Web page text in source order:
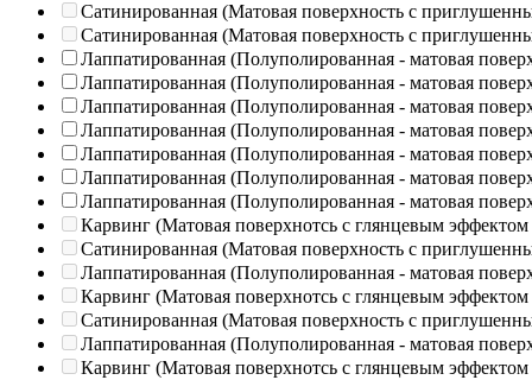
Сатинированная (Матовая поверхность с
Сатинированная (Матовая поверхность с
Лаппатированная (Полуполированная - матовая
Лаппатированная (Полуполированная - матовая
Лаппатированная (Полуполированная - матовая
Лаппатированная (Полуполированная - матовая
Лаппатированная (Полуполированная - матовая
Лаппатированная (Полуполированная - матовая
Лаппатированная (Полуполированная - матовая
Карвинг (Матовая поверхнотсь с глянцевым эффектом
Сатинированная (Матовая поверхность с
Лаппатированная (Полуполированная - матовая
Карвинг (Матовая поверхнотсь с глянцевым эффектом
Сатинированная (Матовая поверхность с
Лаппатированная (Полуполированная - матовая
Карвинг (Матовая поверхнотсь с глянцевым эффектом